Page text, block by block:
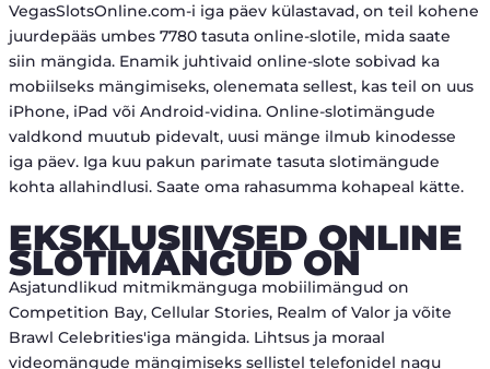
VegasSlotsOnline.com-i iga päev külastavad, on teil kohene
juurdepääs umbes 7780 tasuta online-slotile, mida saate
siin mängida. Enamik juhtivaid online-slote sobivad ka
mobiilseks mängimiseks, olenemata sellest, kas teil on uus
iPhone, iPad või Android-vidina. Online-slotimängude
valdkond muutub pidevalt, uusi mänge ilmub kinodesse
iga päev. Iga kuu pakun parimate tasuta slotimängude
kohta allahindlusi. Saate oma rahasumma kohapeal kätte.
EKSKLUSIIVSED ONLINE
SLOTIMÄNGUD ON
Asjatundlikud mitmikmänguga mobiilimängud on
Competition Bay, Cellular Stories, Realm of Valor ja võite
Brawl Celebrities'iga mängida. Lihtsus ja moraal
videomängude mängimiseks sellistel telefonidel nagu